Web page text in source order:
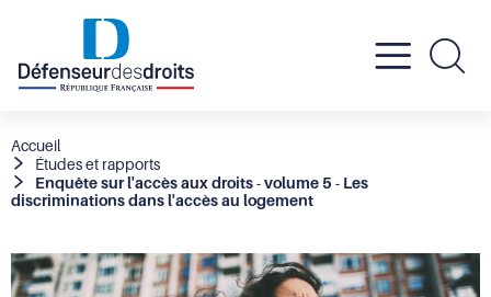
Fil
d'Ariane
Accueil
Études et rapports
Enquête sur l'accès aux droits - volume 5 - Les
discriminations dans l'accès au logement